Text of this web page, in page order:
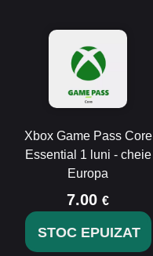
Xbox Game Pass Core
Essential 1 luni - cheie
Europa
7.00 €
STOC EPUIZAT